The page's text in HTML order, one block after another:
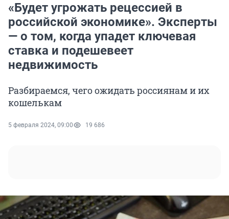
«Будет угрожать рецессией в
российской экономике». Эксперты
— о том, когда упадет ключевая
ставка и подешевеет
недвижимость
Разбираемся, чего ожидать россиянам и их
кошелькам
5 февраля 2024, 09:00 19 686